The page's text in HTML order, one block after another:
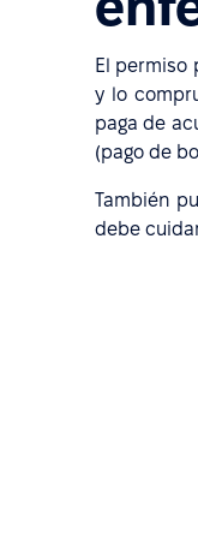
El permiso
y lo
paga de
(pago de
También
debe